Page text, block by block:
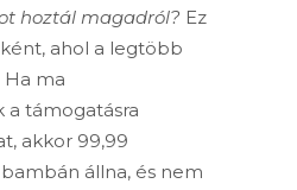
hoztál magadról? Ez
ahol a legtöbb
Ha ma
a támogatásra
akkor 99,99
állna, és nem